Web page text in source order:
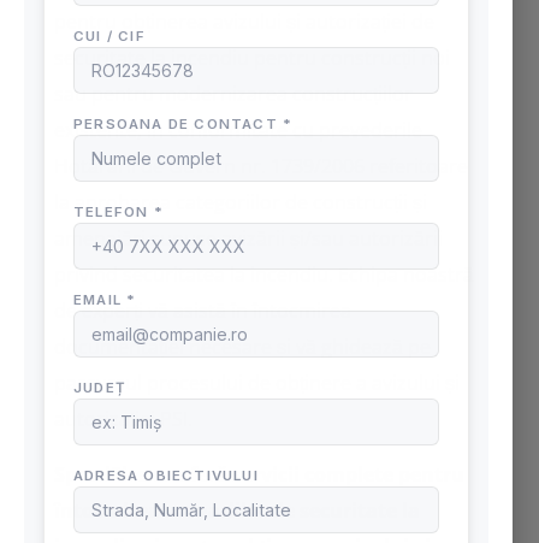
securitate la incendiu pentru construcții noi
sau pentru modernizarea construcțiilor
existente, în conformitate cu prevederile
Hotărârii de Guvern nr. 1739/2006 referitoare
la aprobarea categoriilor de construcții și
amenajări supuse avizării și/sau autorizării
privind securitatea la incendiu. Echipa noastră
de experți vă asistă în întocmirea
documentației necesare și vă ghidează pe
parcursul procesului de obținere a avizului și
autorizației PSI.
SpeedFire.ro oferă servicii complete pentru
întocmirea scenariilor de securitate la